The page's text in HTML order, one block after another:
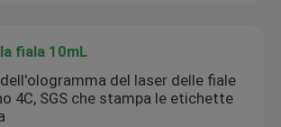
fiala 10mL
del laser delle fiale
4C, SGS che stampa le etichette